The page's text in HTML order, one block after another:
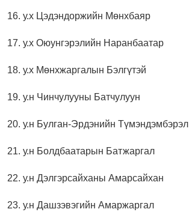
16. у.х Цэдэндоржийн Мөнхбаяр
17. у.х Оюунгэрэлийн Наранбаатар
18. у.х Мөнхжаргалын Бэлгүтэй
19. у.н Чинчулууны Батчулуун
20. у.н Булган-Эрдэнийн Түмэндэмбэрэл
21. у.н Болдбаатарын Батжаргал
22. у.н Дэлгэрсайханы Амарсайхан
23. у.н Дашзэвэгийн Амаржаргал